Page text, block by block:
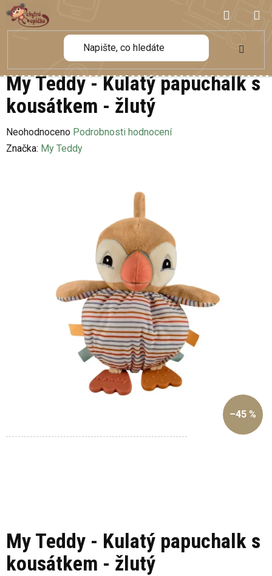
Přejít
na
obsah
KOŠÍK
My Teddy - Kulatý papuchalk s
kousátkem - žlutý
My Teddy - Kulatý papuchalk s
kousátkem - žlutý
Průměrné
hodnocení
Neohodnoceno Podrobnosti hodnocení
Značka: My Teddy
–45 %